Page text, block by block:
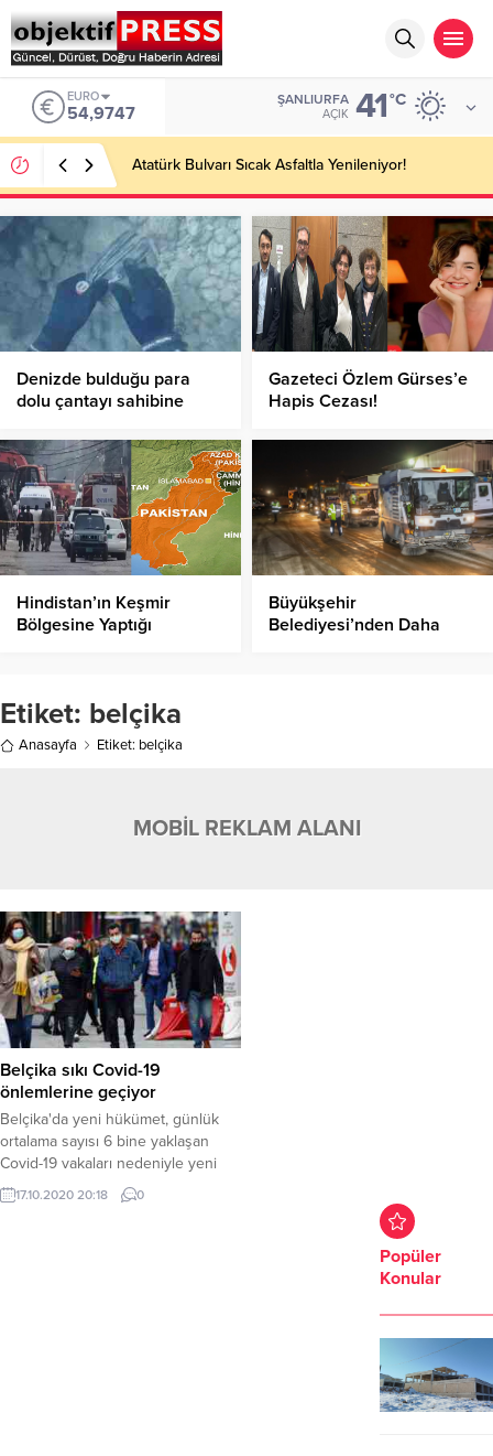
EURO
54,9747
ŞANLIURFA
AÇIK 41°C
Atatürk Bulvarı Sıcak Asfaltla Yenileniyor!
Denizde bulduğu para
dolu çantayı sahibine
Gazeteci Özlem Gürses’e
Hapis Cezası!
Hindistan’ın Keşmir
Bölgesine Yaptığı
Büyükşehir
Belediyesi’nden Daha
Etiket: belçika
Anasayfa Etiket: belçika
MOBİL REKLAM ALANI
Belçika sıkı Covid-19
önlemlerine geçiyor
Belçika'da yeni hükümet, günlük
ortalama sayısı 6 bine yaklaşan
Covid-19 vakaları nedeniyle yeni
önlemlere başvurdu.
17.10.2020 20:18 0
Popüler
Konular